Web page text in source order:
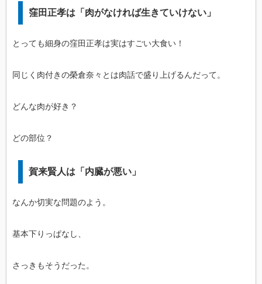
窪田正孝は「肉がなければ生きていけない」
とっても細身の窪田正孝は実はすごい大食い！
同じく肉付きの榮倉奈々とは肉話で盛り上げるんだって。
どんな肉が好き？
どの部位？
賀来賢人は「内臓が悪い」
なんか切実な問題のよう。
基本下りっぱなし、
さっきもそうだった。